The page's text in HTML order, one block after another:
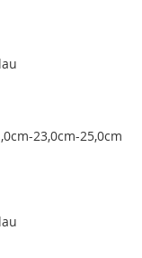
23,0cm-25,0cm